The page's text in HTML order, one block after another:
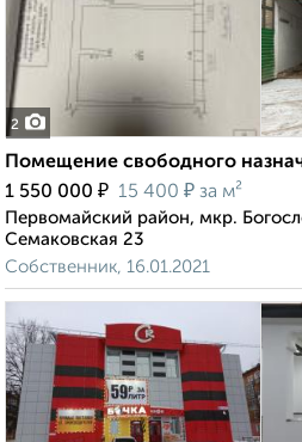
2
Помещение свободного
1 550 000 ₽ 15 400 ₽ за м²
Первомайский район, мкр.
Семаковская 23
Собственник, 16.01.2021